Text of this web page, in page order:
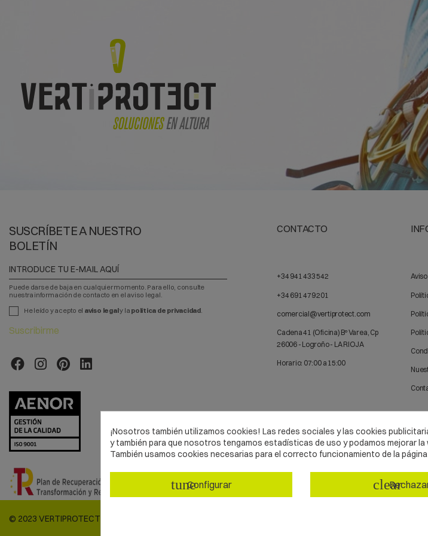
establece los requerimientos técnicos y de
- Norma ASTM F696 establece los requerimientos
- Norma ASTM F496 especifica los requerimientos que
- Norma ASTM F1236 es una guía para la inspección
Contamos con una línea especializada en protección
guantes dieléctricosantes
conservación, inspeccionando su superficie.
Los guantes dieléctricos deben estar almacenados
temperatura extrema, no deben estar en contacto con
guantes con ninguna sustancia aceitosa, no mezclar
¿Tienes alguna duda sobre los guantes dieléctricos?
SUSCRÍBETE A NUESTRO
BOLETÍN
Puede darse de baja en cualquier momento. Para ello, consulte
nuestra información de contacto en el aviso legal.
He leído y acepto el aviso legaly la política de privacidad
Suscribirme
CONTACTO
+34 941 433 542
+34 691 479 201
comercial@vertiprotect.com
Cadena 41 (Oficina) Bº Varea, Cp
26006 - Logroño - LA RIOJA
Horario: 07:00 a 15:00
© 2023 VERTIPROTECT
¡Nosotros también utilizamos cookies! Las redes sociales y las cookies
y también para que nosotros tengamos estadísticas de uso y podamos mejorar
También usamos cookies necesarias para el correcto funcionamiento de la
tuneConfigurar clear